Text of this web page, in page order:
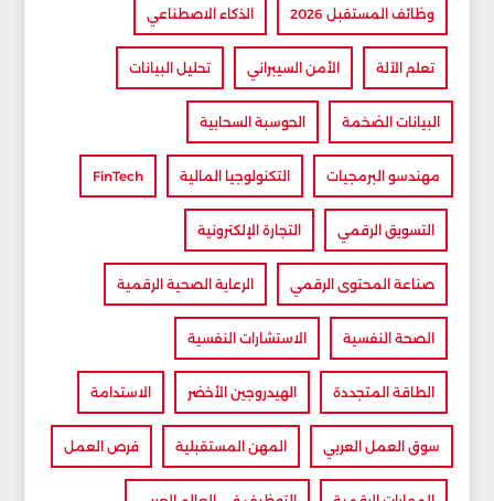
وظائف المستقبل 2026 الذكاء الاصطناعي
تعلم الآلة الأمن السيبراني تحليل البيانات
البيانات الضخمة الحوسبة السحابية
مهندسو البرمجيات التكنولوجيا المالية FinTech
التسويق الرقمي التجارة الإلكترونية
صناعة المحتوى الرقمي الرعاية الصحية الرقمية
الصحة النفسية الاستشارات النفسية
الطاقة المتجددة الهيدروجين الأخضر الاستدامة
سوق العمل العربي المهن المستقبلية فرص العمل